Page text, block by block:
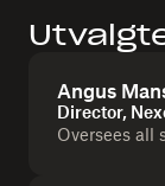
Angus
Director,
Oversees all